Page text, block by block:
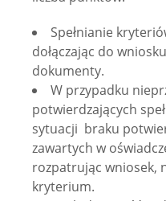
Spełnianie
dołączając do
dokumenty.
W przypadku
potwierdzających
sytuacji braku
zawartych w
rozpatrując wniosek,
kryterium.